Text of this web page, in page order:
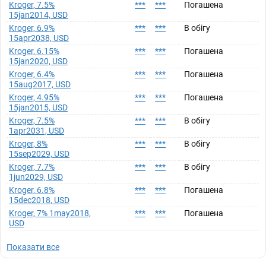
Kroger, 7.5%
15jan2014, USD
*** *** Погашена
Kroger, 6.9%
15apr2038, USD
*** *** В обігу
Kroger, 6.15%
15jan2020, USD
*** *** Погашена
Kroger, 6.4%
15aug2017, USD
*** *** Погашена
Kroger, 4.95%
15jan2015, USD
*** *** Погашена
Kroger, 7.5%
1apr2031, USD
*** *** В обігу
Kroger, 8%
15sep2029, USD
*** *** В обігу
Kroger, 7.7%
1jun2029, USD
*** *** В обігу
Kroger, 6.8%
15dec2018, USD
*** *** Погашена
Kroger, 7% 1may2018,
USD
*** *** Погашена
Показати все